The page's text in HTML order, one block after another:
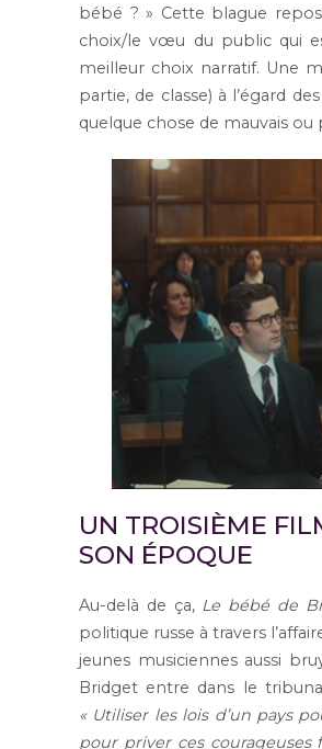
bébé ? » Cette blague
choix/le vœu du public qui
meilleur choix narratif. Une
partie, de classe) à l’égard
quelque chose de mauvais
UN TROISIÈME
SON ÉPOQUE
Au-delà de ça, Le bébé de
politique russe à travers
jeunes musiciennes aussi
Bridget entre dans le
« Utiliser les lois d’un pays
pour priver ces